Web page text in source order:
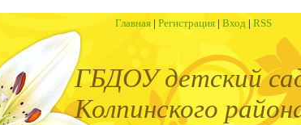
Главная | Регистрация | Вход | RSS
ГБДОУ детский
Колпинского